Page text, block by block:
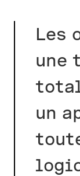
Les
une
un